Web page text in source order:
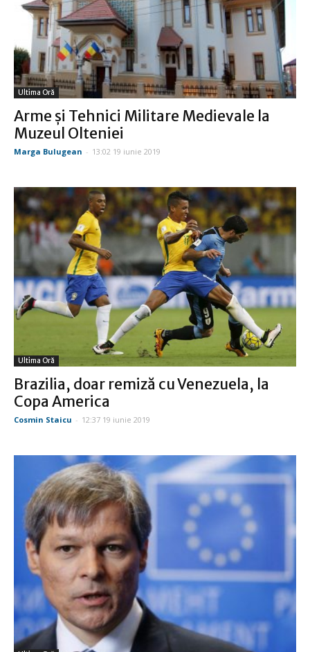
Ultima Oră
Arme şi Tehnici Militare Medievale la
Muzeul Olteniei
Marga Bulugean - 13:02 19 iunie 2019
Ultima Oră
Brazilia, doar remiză cu Venezuela, la
Copa America
Cosmin Staicu - 12:37 19 iunie 2019